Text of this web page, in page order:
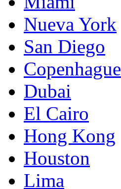
Nueva York
San Diego
Copenhague
Dubai
El Cairo
Hong Kong
Houston
Lima